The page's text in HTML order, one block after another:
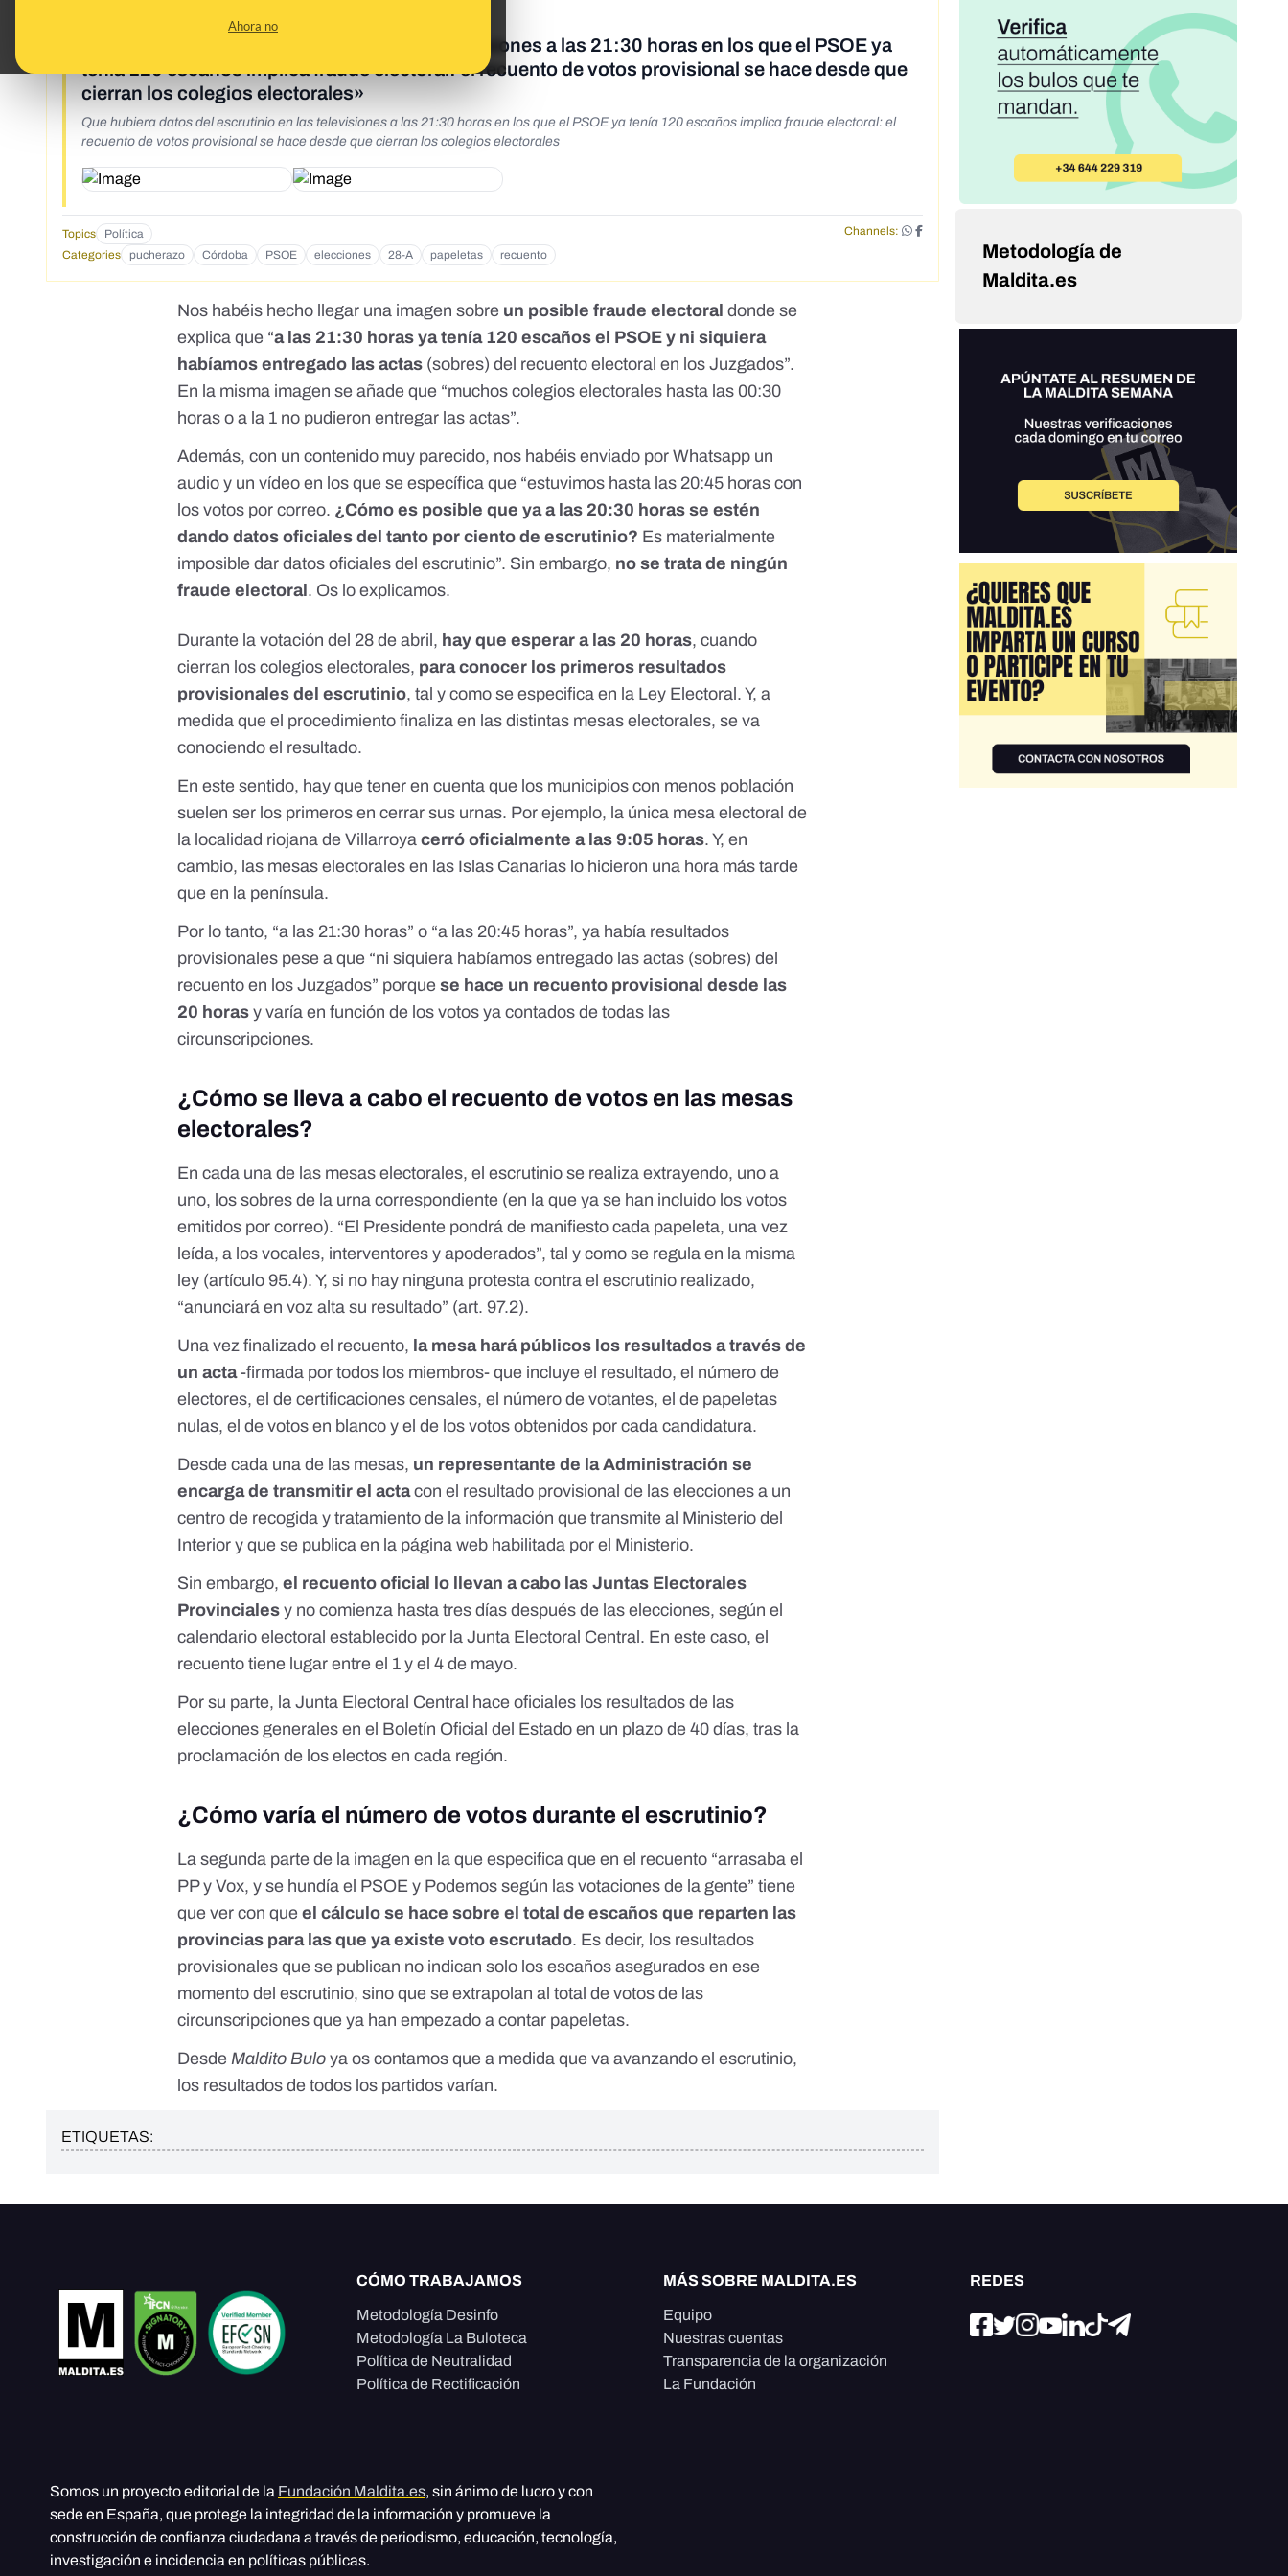
Ahora no
«Que hubiera datos del escrutinio en las televisiones a las 21:30 horas en los que el PSOE ya
tenía 120 escaños implica fraude electoral: el recuento de votos provisional se hace desde que
cierran los colegios electorales»
Que hubiera datos del escrutinio en las televisiones a las 21:30 horas en los que el PSOE ya tenía 120 escaños implica fraude electoral: el
recuento de votos provisional se hace desde que cierran los colegios electorales
Topics Política
Channels:
Categories
pucherazo Córdoba PSOE elecciones 28-A papeletas recuento
Nos habéis hecho llegar una imagen sobre un posible fraude electoral donde se
explica que “a las 21:30 horas ya tenía 120 escaños el PSOE y ni siquiera
habíamos entregado las actas (sobres) del recuento electoral en los Juzgados”.
En la misma imagen se añade que “muchos colegios electorales hasta las 00:30
horas o a la 1 no pudieron entregar las actas”.
Además, con un contenido muy parecido, nos habéis enviado por Whatsapp un
audio y un vídeo en los que se específica que “estuvimos hasta las 20:45 horas con
los votos por correo. ¿Cómo es posible que ya a las 20:30 horas se estén
dando datos oficiales del tanto por ciento de escrutinio? Es materialmente
imposible dar datos oficiales del escrutinio”. Sin embargo, no se trata de ningún
fraude electoral . Os lo explicamos.
Durante la votación del 28 de abril, hay que esperar a las 20 horas, cuando
cierran los colegios electorales, para conocer los primeros resultados
provisionales del escrutinio, tal y como se especificaen la Ley Electoral . Y, a
medida que el procedimiento finaliza en las distintas mesas electorales, se va
conociendo el resultado.
En este sentido, hay que tener en cuenta que los municipios con menos población
suelen ser los primeros en cerrar sus urnas. Por ejemplo, la única mesa electoral de
la localidad riojana de Villarroya cerró oficialmente a las 9:05 horas. Y, en
cambio, las mesas electorales en las Islas Canarias lo hicieron una hora más tarde
que en la península.
Por lo tanto, “a las 21:30 horas” o “a las 20:45 horas”, ya había resultados
provisionales pese a que “ni siquiera habíamos entregado las actas (sobres) del
recuento en los Juzgados” porquese hace un recuento provisional desde las
20 horasy varía en función de los votos ya contados de todas las
circunscripciones.
¿Cómo se lleva a cabo el recuento de votos en las mesas
electorales?
En cada una de las mesas electorales, el escrutinio se realiza extrayendo, uno a
uno, los sobres de la urna correspondiente (en la que ya se han incluido los votos
emitidos por correo). “El Presidente pondrá de manifiesto cada papeleta, una vez
leída, a los vocales, interventores y apoderados”, tal y como se regulaen la misma
ley (artículo 95.4). Y, si no hay ninguna protesta contra el escrutinio realizado,
“anunciará en voz alta su resultado” (art. 97.2).
Una vez finalizado el recuento, la mesa hará públicos los resultados a través de
un acta-firmada por todos los miembros- que incluye el resultado, el número de
electores, el de certificaciones censales, el número de votantes, el de papeletas
nulas, el de votos en blanco y el de los votos obtenidos por cada candidatura.
Desde cada una de las mesas, un representante de la Administración se
encarga de transmitir el actacon el resultado provisional de las elecciones a un
centro de recogida y tratamiento de la información que transmite al Ministerio del
Interior y que se publica en la página web habilitada por el Ministerio.
Sin embargo,el recuento oficial lo llevan a cabo las Juntas Electorales
Provinciales y no comienza hasta tres días después de las elecciones,según el
calendario electoral establecido por la Junta Electoral Central . En este caso, el
recuento tiene lugar entre el 1 y el 4 de mayo.
Por su parte, la Junta Electoral Central hace oficiales los resultados de las
elecciones generales en el Boletín Oficial del Estado en un plazo de 40 días, tras la
proclamación de los electos en cada región.
¿Cómo varía el número de votos durante el escrutinio?
La segunda parte de la imagen en la que especifica que en el recuento “arrasaba el
PP y Vox, y se hundía el PSOE y Podemos según las votaciones de la gente” tiene
que ver con queel cálculo se hace sobre el total de escaños que reparten las
provincias para las que ya existe voto escrutado. Es decir, los resultados
provisionales que se publican no indican solo los escaños asegurados en ese
momento del escrutinio, sino que se extrapolan al total de votos de las
circunscripciones que ya han empezado a contar papeletas.
DesdeMaldito Buloya os contamos quea medida que va avanzando el escrutinio,
los resultados de todos los partidos varían.
ETIQUETAS:
Metodología de
Maldita.es
CÓMO TRABAJAMOS
Metodología Desinfo
Metodología La Buloteca
Política de Neutralidad
Política de Rectificación
MÁS SOBRE MALDITA.ES
Equipo
Nuestras cuentas
Transparencia de la organización
La Fundación
REDES
Somos un proyecto editorial de la Fundación Maldita.es, sin ánimo de lucro y con
sede en España, que protege la integridad de la información y promueve la
construcción de confianza ciudadana a través de periodismo, educación, tecnología,
investigación e incidencia en políticas públicas.